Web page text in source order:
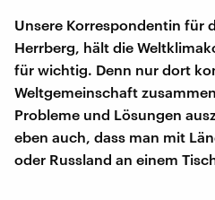
Unsere Korrespondentin für
Herrberg, hält die
für wichtig. Denn nur dort
Weltgemeinschaft
Probleme und Lösungen
eben auch, dass man mit
oder Russland an einem